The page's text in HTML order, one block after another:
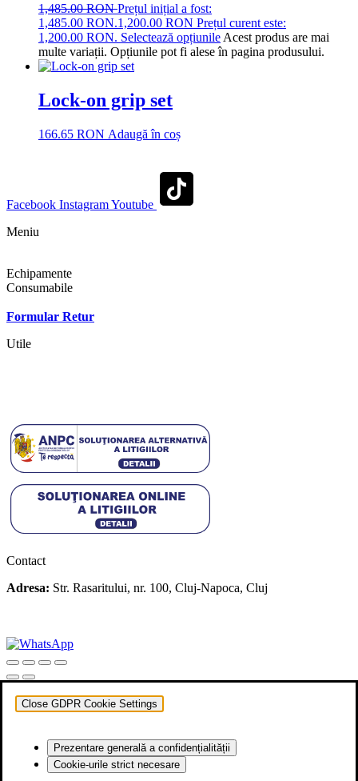
1,485.00RONPrețul inițial a fost:
1,485.00 RON.1,200.00 RON Prețul curent este:
1,200.00 RON. Selectează opțiunile Acest produs are mai
multe variații. Opțiunile pot fi alese în pagina produsului.
Lock-on grip set
166.65 RON Adaugă în coș
Facebook InstagramYoutube
Meniu
Echipamente
Consumabile
Formular Retur
Utile
Contact
Adresa: Str. Rasaritului, nr. 100, Cluj-Napoca, Cluj
Close GDPR Cookie Settings
Prezentare generală a confidențialității
Cookie-urile strict necesare